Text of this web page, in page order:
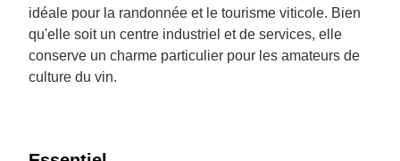
idéale pour la randonnée et le tourisme viticole. Bien
qu'elle soit un centre industriel et de services, elle
conserve un charme particulier pour les amateurs de
culture du vin.